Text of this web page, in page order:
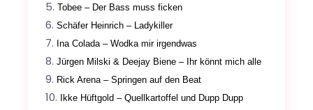
Tobee – Der Bass muss ficken
Schäfer Heinrich – Ladykiller
Ina Colada – Wodka mir irgendwas
Jürgen Milski & Deejay Biene – Ihr könnt mich alle
Rick Arena – Springen auf den Beat
Ikke Hüftgold – Quellkartoffel und Dupp Dupp